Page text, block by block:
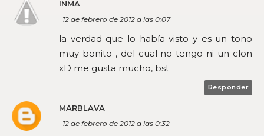
INMA
12 de febrero de 2012 a las 0:07
la verdad que lo había visto y es un tono
muy bonito , del cual no tengo ni un clon
xD me gusta mucho, bst
Responder
MARBLAVA
12 de febrero de 2012 a las 0:32